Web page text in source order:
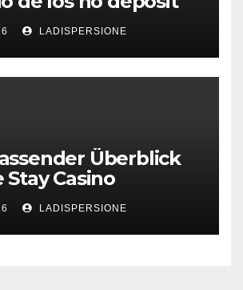
de roby casino
LADISPERSIONE
Überblick
Casino
LADISPERSIONE